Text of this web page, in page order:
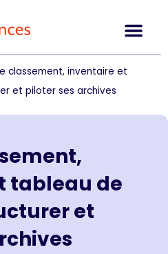
classement, inventaire et
et piloter ses archives
tableau de
et